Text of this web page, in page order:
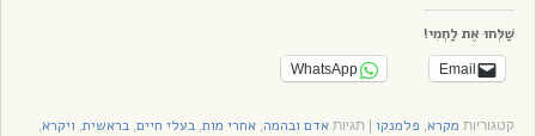
שַׁלְּחוּ אֶת לַחְמִי!
Email
WhatsApp
קטגוריות מקרא, פלמנקו |תגיותאדם ובהמה,אחרי מות,בעלי חיים,בראשית, ויקרא,